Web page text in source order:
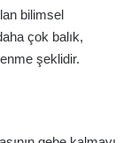
bilimsel
çok balık,
şeklidir.